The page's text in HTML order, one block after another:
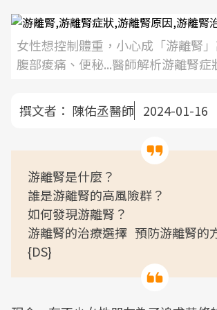
女性想控制體重，小心成「游離腎
腹部痠痛、便秘...醫師解析游離腎症
撰文者： 陳佑丞醫師 2024-01-16
游離腎是什麼？
誰是游離腎的高風險群？
如何發現游離腎？
游離腎的治療選擇 預防游離腎的
{DS}